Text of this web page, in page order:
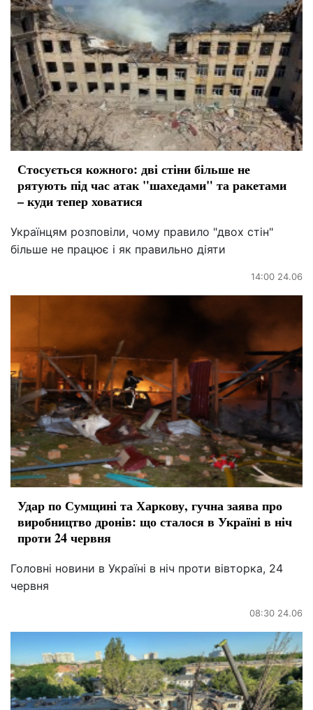
Стосується кожного: дві стіни більше не
рятують під час атак "шахедами" та ракетами
– куди тепер ховатися
Українцям розповіли, чому правило "двох стін"
більше не працює і як правильно діяти
14:00 24.06
Удар по Сумщині та Харкову, гучна заява про
виробництво дронів: що сталося в Україні в ніч
проти 24 червня
Головні новини в Україні в ніч проти вівторка, 24
червня
08:30 24.06